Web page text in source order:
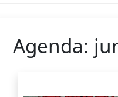
Agenda: